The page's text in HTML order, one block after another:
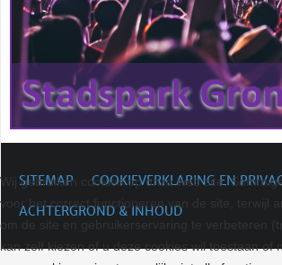
SITEMAP
COOKIEVERKLARING EN
ACHTERGROND & INHOUD
Wij gebruiken cookies op onze web site.
voor het correct functioneren van de site, terwijl
om de site en gebruikerservaring te verbeteren
kan zelf kiezen of u deze cookies wil toestaan of